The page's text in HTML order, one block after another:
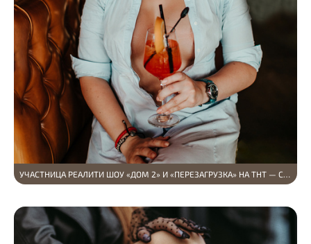
УЧАСТНИЦА РЕАЛИТИ ШОУ «ДОМ 2» И «ПЕРЕЗАГРУЗКА» НА ТНТ — СВЕТЛАНА КАЛЬМЕТОВА В Т…